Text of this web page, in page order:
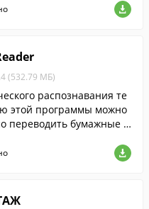
директорию.
(532.79 МБ)
распознавания те
этой программы можно
переводить бумажные д
в редактируемый фо